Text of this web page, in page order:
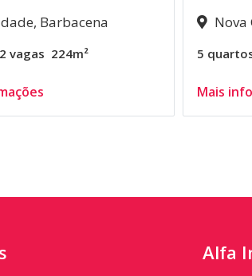
Barbacena
vagas 224m²
Nova
5
Mais
Alfa